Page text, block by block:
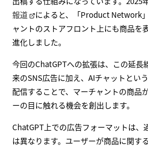
報道
によると、「Product Network
ャントのストアフロント上にも商品を
進化しました。
今回のChatGPTへの拡張は、この延長
来のSNS広告に加え、AIチャットとい
配信することで、マーチャントの商品
ーの目に触れる機会を創出します。
ChatGPT上での広告フォーマットは、
は異なります。ユーザーが商品に関す